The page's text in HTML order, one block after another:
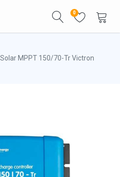
0
MPPT 150/70-Tr Victron